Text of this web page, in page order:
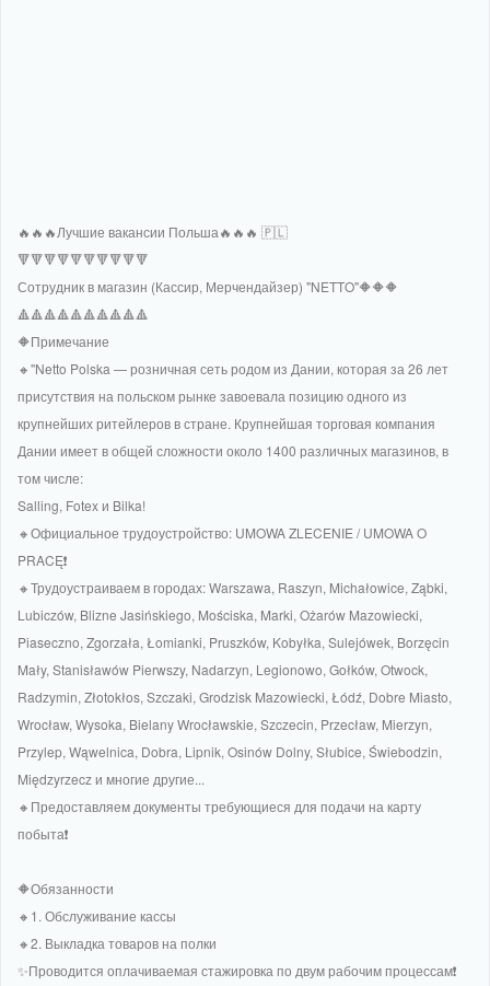
🔥🔥🔥Лучшие вакансии Польша🔥🔥🔥 🇵🇱
🔻🔻🔻🔻🔻🔻🔻🔻🔻🔻
Сотрудник в магазин (Кассир, Мерчендайзер) "NETTO"🔶🔶🔶
🔺🔺🔺🔺🔺🔺🔺🔺🔺🔺
🔶Примечание
🔸"Netto Polska — розничная сеть родом из Дании, которая за 26 лет
присутствия на польском рынке завоевала позицию одного из
крупнейших ритейлеров в стране. Крупнейшая торговая компания
Дании имеет в общей сложности около 1400 различных магазинов, в
том числе:
Salling, Fotex и Bilka!
🔸Официальное трудоустройство: UMOWA ZLECENIE / UMOWA O
PRACĘ❗
🔸Трудоустраиваем в городах: Warszawa, Raszyn, Michałowice, Ząbki,
Lubiczów, Blizne Jasińskiego, Mościska, Marki, Ożarów Mazowiecki,
Piaseczno, Zgorzała, Łomianki, Pruszków, Kobyłka, Sulejówek, Borzęcin
Mały, Stanisławów Pierwszy, Nadarzyn, Legionowo, Gołków, Otwock,
Radzymin, Złotokłos, Szczaki, Grodzisk Mazowiecki, Łódź, Dobre Miasto,
Wrocław, Wysoka, Bielany Wrocławskie, Szczecin, Przecław, Mierzyn,
Przylep, Wąwelnica, Dobra, Lipnik, Osinów Dolny, Słubice, Świebodzin,
Międzyrzecz и многие другие...
🔸Предоставляем документы требующиеся для подачи на карту
побыта❗
🔶Обязанности
🔸1. Обслуживание кассы
🔸2. Выкладка товаров на полки
✨️Проводится оплачиваемая стажировка по двум рабочим процессам❗